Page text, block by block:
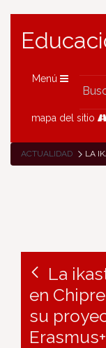
Menú
mapa del sitio
ACTUALIDAD LA IKASTOLA PAZ DE
La
en
su
Erasmus+